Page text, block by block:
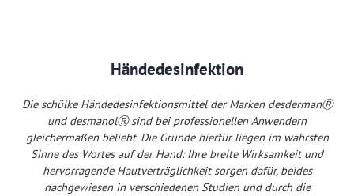
Händedesinfektion
Die schülke Händedesinfektionsmittel der Marken desdermanⓇ
und desmanolⓇ sind bei professionellen Anwendern
gleichermaßen beliebt. Die Gründe hierfür liegen im wahrsten
Sinne des Wortes auf der Hand: Ihre breite Wirksamkeit und
hervorragende Hautverträglichkeit sorgen dafür, beides
nachgewiesen in verschiedenen Studien und durch die